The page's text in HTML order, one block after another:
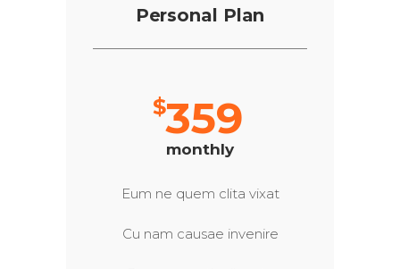
Personal Plan
$359
monthly
Eum ne quem clita vixat
Cu nam causae invenire